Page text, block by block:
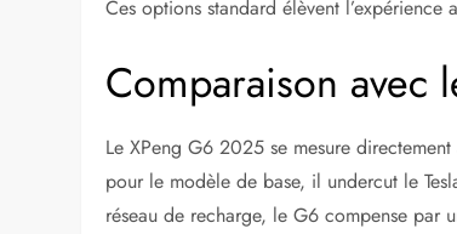
Ces options standard élèvent
Comparaison avec
Le XPeng G6 2025 se mesure
pour le modèle de base, il undercut le
réseau de recharge, le G6 compense par